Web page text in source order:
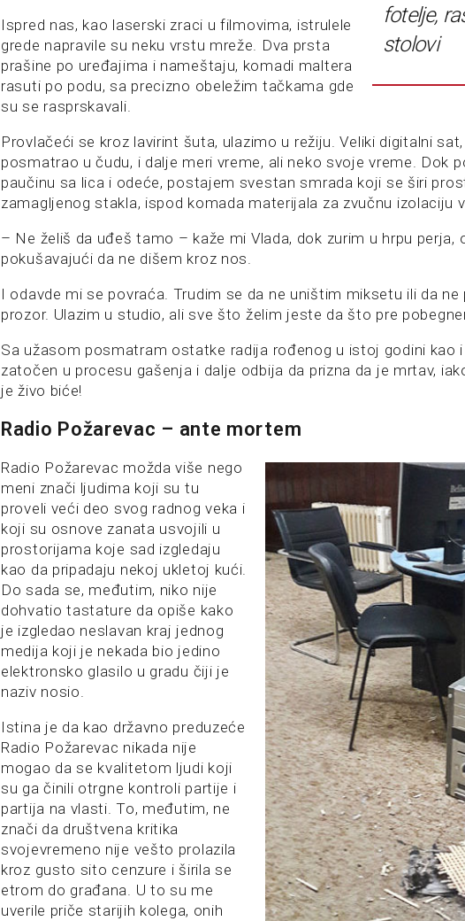
fotelje,
stolovi
Ispred nas, kao laserski zraci u filmovima, istrulele
grede napravile su neku vrstu mreže. Dva prsta
prašine po uređajima i nameštaju, komadi maltera
rasuti po podu, sa precizno obeležim tačkama gde
su se rasprskavali.
Provlačeći se kroz lavirint šuta, ulazimo u režiju. Veliki digitalni
posmatrao u čudu, i dalje meri vreme, ali neko svoje vreme. Dok
paučinu sa lica i odeće, postajem svestan smrada koji se širi
zamagljenog stakla, ispod komada materijala za zvučnu izolaciju
– Ne želiš da uđeš tamo – kaže mi Vlada, dok zurim u hrpu perja,
pokušavajući da ne dišem kroz nos.
I odavde mi se povraća. Trudim se da ne uništim miksetu ili da
prozor. Ulazim u studio, ali sve što želim jeste da što pre
Sa užasom posmatram ostatke radija rođenog u istoj godini kao i
zatočen u procesu gašenja i dalje odbija da prizna da je mrtav,
je živo biće!
Radio Požarevac – ante mortem
Radio Požarevac možda više nego
meni znači ljudima koji su tu
proveli veći deo svog radnog veka i
koji su osnove zanata usvojili u
prostorijama koje sad izgledaju
kao da pripadaju nekoj ukletoj kući.
Do sada se, međutim, niko nije
dohvatio tastature da opiše kako
je izgledao neslavan kraj jednog
medija koji je nekada bio jedino
elektronsko glasilo u gradu čiji je
naziv nosio.
Istina je da kao državno preduzeće
Radio Požarevac nikada nije
mogao da se kvalitetom ljudi koji
su ga činili otrgne kontroli partije i
partija na vlasti. To, međutim, ne
znači da društvena kritika
svojevremeno nije vešto prolazila
kroz gusto sito cenzure i širila se
etrom do građana. U to su me
uverile priče starijih kolega, onih